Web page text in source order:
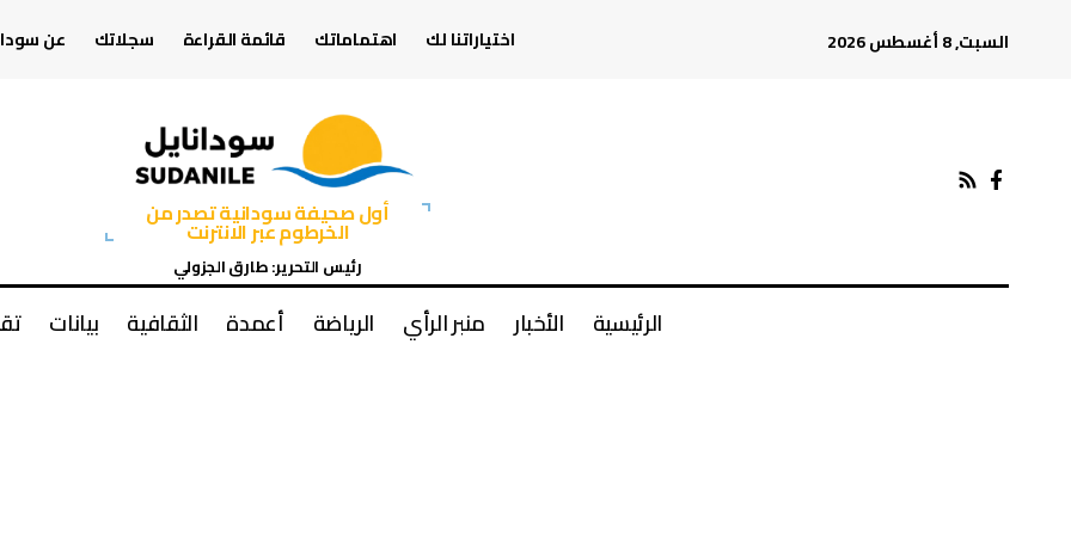
السبت, 8 أغسطس 2026 اختياراتنا لك اهتماماتك قائمة القراءة سجلاتك عن
أول صحيفة سودانية تصدر من
الخرطوم عبر الانترنت
رئيس التحرير: طارق الجزولي
الرئيسية الأخبار منبر الرأي الرياضة أعمدة الثقافية بيانات